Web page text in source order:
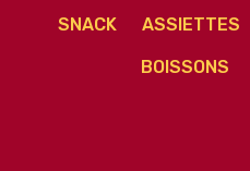
SNACK ASSIETTES
BOISSONS